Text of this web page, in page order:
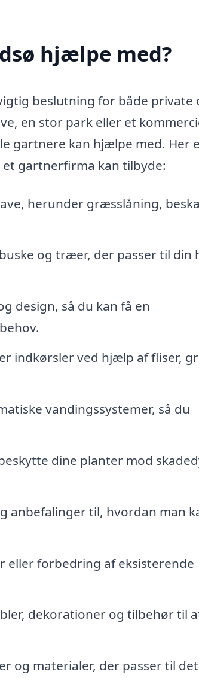
hjælpe med?
beslutning for både private
en stor park eller et
gartnere kan hjælpe med. Her
et gartnerfirma kan tilbyde:
herunder græsslåning,
og træer, der passer til din
design, så du kan få en
indkørsler ved hjælp af fliser,
vandingssystemer, så du
dine planter mod
anbefalinger til, hvordan man
forbedring af eksisterende
dekorationer og tilbehør til
og materialer, der passer til det